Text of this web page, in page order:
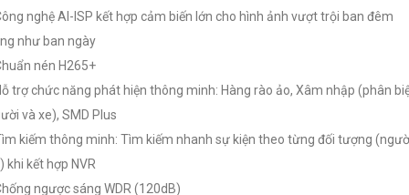
nghệ AI-ISP kết hợp cảm biến lớn cho hình ảnh vượt trội ban đêm
như ban ngày
nén H265+
trợ chức năng phát hiện thông minh: Hàng rào ảo, Xâm nhập (phân
và xe), SMD Plus
kiếm thông minh: Tìm kiếm nhanh sự kiện theo từng đối tượng
khi kết hợp NVR
ngược sáng WDR (120dB)